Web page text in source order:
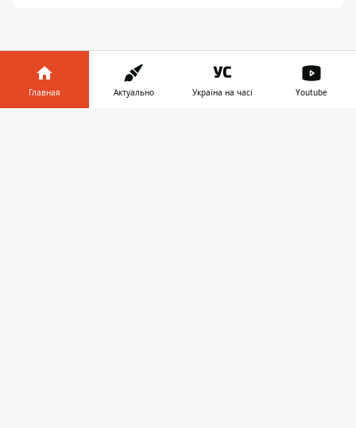
Главная Актуально Україна на часі Youtube